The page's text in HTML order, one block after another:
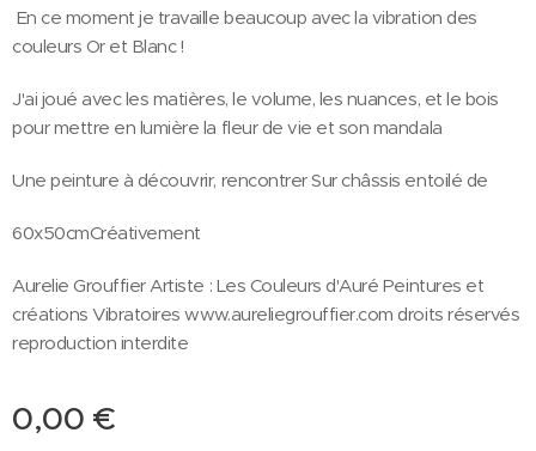
En ce moment je travaille beaucoup avec la vibration des
couleurs Or et Blanc !
J'ai joué avec les matières, le volume, les nuances, et le bois
pour mettre en lumière la fleur de vie et son mandala
Une peinture à découvrir, rencontrer Sur châssis entoilé de
60x50cmCréativement
Aurelie Grouffier Artiste : Les Couleurs d'Auré Peintures et
créations Vibratoires www.aureliegrouffier.com droits réservés
reproduction interdite
0,00 €